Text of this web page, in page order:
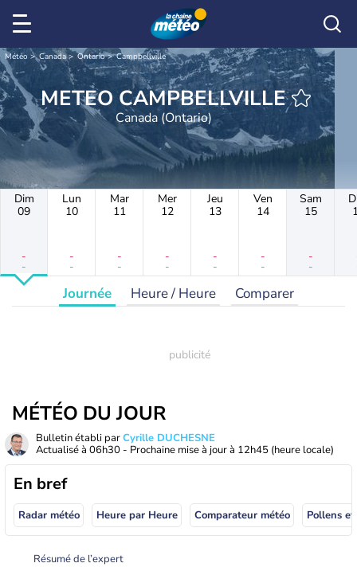
Météo Canada Ontario Campbellville
METEO CAMPBELLVILLE
Canada (Ontario)
Dim
09
-
-
Lun
10
-
-
Mar
11
-
-
Mer
12
-
-
Jeu
13
-
-
Ven
14
-
-
Sam
15
-
-
Journée Heure / Heure Comparer
MÉTÉO DU JOUR
Bulletin établi parCyrille DUCHESNE
Actualisé à 06h30 - Prochaine mise à jour à 12h45 (heure locale)
En bref
Radar météo Heure par Heure Comparateur météo Pollens
Résumé de l’expert